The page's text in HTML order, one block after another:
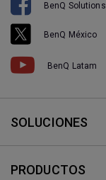
BenQ Solutions
BenQ México
BenQ Latam
SOLUCIONES
PRODUCTOS